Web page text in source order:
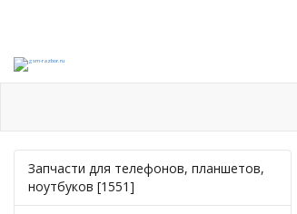
Запчасти для телефонов, планшетов,
ноутбуков [1551]